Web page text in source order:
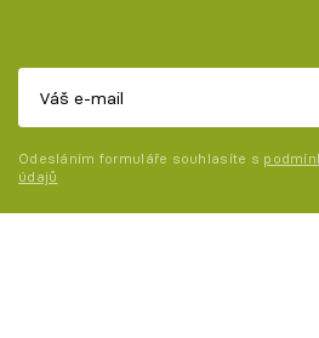
Odesláním formuláře souhlasíte s
údajů